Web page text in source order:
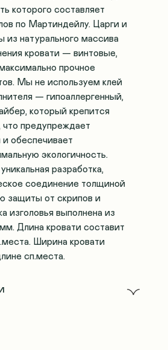
которого составляет
по Мартиндейлу. Царги и
из натурального массива
кровати — винтовые,
прочное
Мы не используем клей
— гипоаллергенный,
который крепится
предупреждает
и обеспечивает
экологичность.
разработка,
соединение толщиной
защиты от скрипов и
изголовья выполнена из
Длина кровати составит
Ширина кровати
сп.места.